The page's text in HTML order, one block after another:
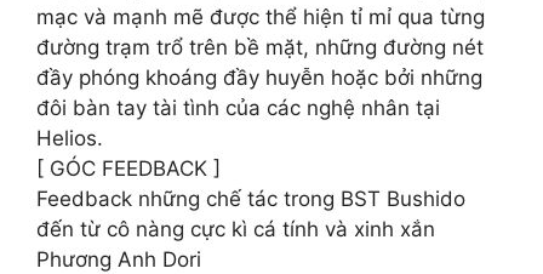
mạc và mạnh mẽ được thể hiện tỉ mỉ qua từng
đường trạm trổ trên bề mặt, những đường nét
đầy phóng khoáng đầy huyễn hoặc bởi những
đôi bàn tay tài tình của các nghệ nhân tại
Helios.
[ GÓC FEEDBACK ]
Feedback những chế tác trong BST Bushido
đến từ cô nàng cực kì cá tính và xinh xắn
Phương Anh Dori